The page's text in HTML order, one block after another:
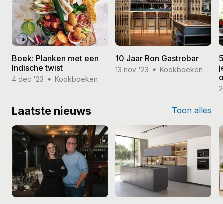
Boek: Planken met een
Indische twist
4 dec '23 Kookboeken
10 Jaar Ron Gastrobar
13 nov '23 Kookboeken
Laatste nieuws Toon alles